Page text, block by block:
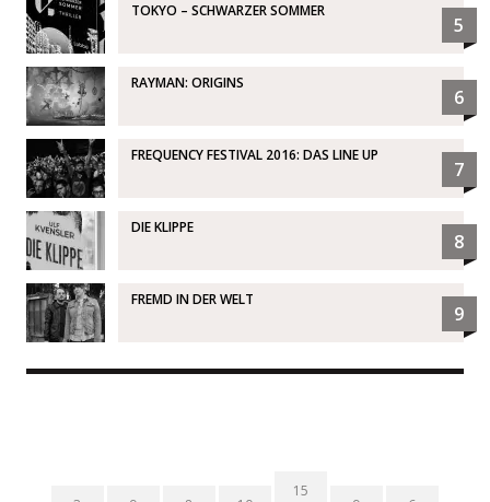
TOKYO – SCHWARZER SOMMER
5
RAYMAN: ORIGINS
6
FREQUENCY FESTIVAL 2016: DAS LINE UP
7
DIE KLIPPE
8
FREMD IN DER WELT
9
15